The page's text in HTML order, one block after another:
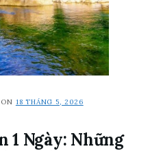
18 THÁNG 5, 2026
1 Ngày: Những